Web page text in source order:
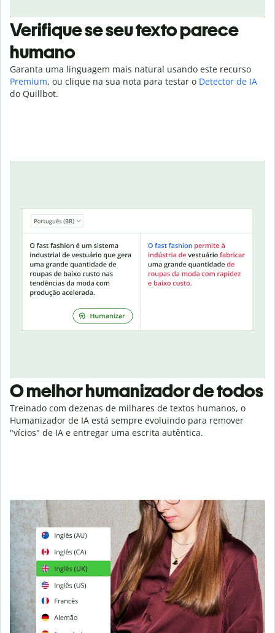
Verifique se seu texto parece
humano
Garanta uma linguagem mais natural usando este recurso
Premium, ou clique na sua nota para testar o Detector de IA
do Quillbot.
O melhor humanizador de todos
Treinado com dezenas de milhares de textos humanos, o
Humanizador de IA está sempre evoluindo para remover
"vícios" de IA e entregar uma escrita autêntica.